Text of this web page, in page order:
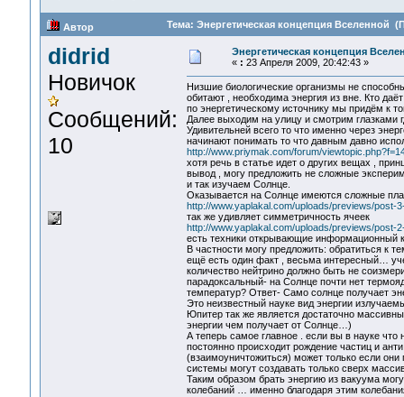
Автор Тема: Энергетическая концепция Вселенной
didrid
Новичок
Сообщений:
10
Энергетическая концепция
« : 23 Апреля 2009, 20:42:43 »
Низшие биологические организмы не
обитают , необходима энергия из вне. Кто
по энергетическому источнику мы придём к
Далее выходим на улицу и смотрим глазками
Удивительней всего то что именно через
начинают понимать то что давным давно
http://www.priymak.com/forum/
хотя речь в статье идет о других вещах ,
вывод , могу предложить не сложные
и так изучаем Солнце.
Оказывается на Солнце имеются сложные
http://www.yaplakal.com/uploads/previews/post-
так же удивляет симметричность ячеек
http://www.yaplakal.com/uploads/previews/post-
есть техники открывающие информационный
В частности могу предложить: обратиться к
ещё есть один факт , весьма интересный…
количество нейтрино должно быть не
парадоксальный- на Солнце почти нет
температур? Ответ- Само солнце получает
Это неизвестный науке вид энергии
Юпитер так же является достаточно
энергии чем получает от Солнце…)
А теперь самое главное . если вы в науке
постоянно происходит рождение частиц и
(взаимоуничтожиться) может только если
системы могут создавать только сверх
Таким образом брать энергию из вакуума
колебаний … именно благодаря этим